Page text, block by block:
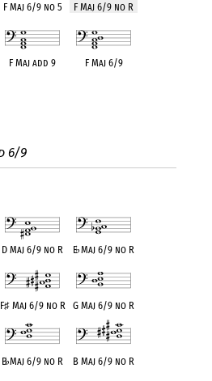
F Maj 6/9 no 5 F Maj 6/9 no R
F Maj add 9 F Maj 6/9
6/9
D Maj 6/9 no R E♭Maj 6/9 no R
F♯Maj 6/9 no R G Maj 6/9 no R
B♭Maj 6/9 no R B Maj 6/9 no R